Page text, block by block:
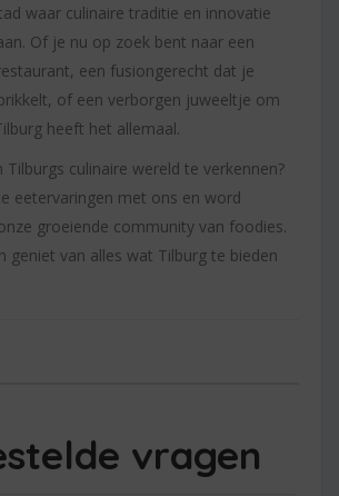
waar culinaire traditie en innovatie
Of je nu op zoek bent naar een
een fusiongerecht dat je
of een verborgen juweeltje om
heeft het allemaal.
Tilburgs culinaire wereld te verkennen?
eetervaringen met ons en word
groeiende community van foodies.
geniet van alles wat Tilburg te bieden
vragen